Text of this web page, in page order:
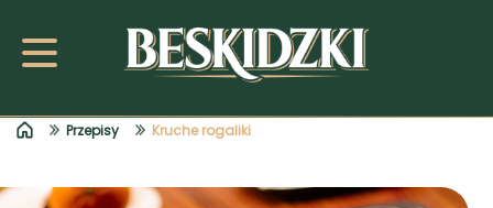
Przepisy Kruche rogaliki